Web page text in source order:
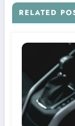
RELATED